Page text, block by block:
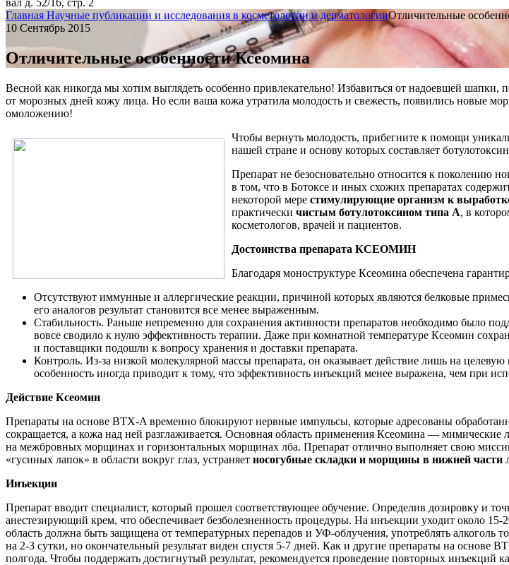
вал д. 52/16, стр. 2
Главная Научные публикации и исследования в косметологии и дерматологииОтличительные
10 Сентябрь 2015
Отличительные особенности Ксеомина
Весной как никогда мы хотим выглядеть особенно привлекательно! Избавиться от надоевшей
от морозных дней кожу лица. Но если ваша кожа утратила молодость и свежесть, появились новые
омоложению!
Чтобы вернуть молодость, прибегните к помощи
нашей стране и основу которых составляет
Препарат не безосновательно относится к поколению
в том, что в Ботоксе и иных схожих препаратах
некоторой мере стимулирующие организм к
практически чистым ботулотоксином типа A, в
косметологов, врачей и пациентов.
Достоинства препарата КСЕОМИН
Благодаря моноструктуре Ксеомина обеспечена
Отсутствуют иммунные и аллергические реакции, причиной которых являются белковые
его аналогов результат становится все менее выраженным.
Стабильность. Раньше непременно для сохранения активности препаратов необходимо было
вовсе сводило к нулю эффективность терапии. Даже при комнатной температуре Ксеомин
и поставщики подошли к вопросу хранения и доставки препарата.
Контроль. Из-за низкой молекулярной массы препарата, он оказывает действие лишь на
особенность иногда приводит к тому, что эффективность инъекций менее выражена, чем при
Действие Ксеомин
Препараты на основе BTX-A временно блокируют нервные импульсы, которые адресованы
сокращается, а кожа над ней разглаживается. Основная область применения Ксеомина —
на межбровных морщинах и горизонтальных морщинах лба. Препарат отлично выполняет свою
«гусиных лапок» в области вокруг глаз, устраняет носогубные складки и морщины в нижней части
Инъекции
Препарат вводит специалист, который прошел соответствующее обучение. Определив дозировку и
анестезирующий крем, что обеспечивает безболезненность процедуры. На инъекции уходит около 15-
область должна быть защищена от температурных перепадов и УФ-облучения, употреблять алкоголь
на 2-3 сутки, но окончательный результат виден спустя 5-7 дней. Как и другие препараты на основе
полгода. Чтобы поддержать достигнутый результат, рекомендуется проведение повторных инъекций